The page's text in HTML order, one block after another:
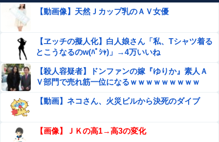
【動画像】天然Ｊカップ乳のＡＶ女優
【ヱッチの擬人化】白人娘さん「私、Tシャツ着る
とこうなるのw(ﾊﾟｼｬ)」→4万いいね
【殺人容疑者】ドンファンの嫁『ゆりか』素人Ａ
Ｖ部門で売れ筋一位になるｗｗｗｗｗｗｗｗｗ
【動画】ネコさん、火災ビルから決死のダイブ
【画像】ＪＫの高1→高3の変化